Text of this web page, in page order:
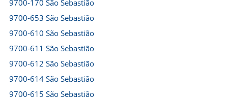
9700-170 São Sebastião
9700-653 São Sebastião
9700-610 São Sebastião
9700-611 São Sebastião
9700-612 São Sebastião
9700-614 São Sebastião
9700-615 São Sebastião